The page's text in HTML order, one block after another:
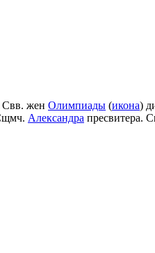
Свв. жен Олимпиады (икона)
Александра пресвитера.